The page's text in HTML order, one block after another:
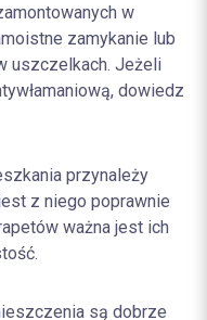
w
zamykanie lub
uszczelkach. Jeżeli
dowiedz
przynależy
z niego poprawnie
ważna jest ich
są dobrze